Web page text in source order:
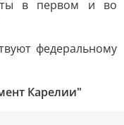
в первом и во
федеральному
Карелии"